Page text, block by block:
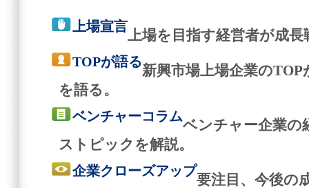
上場宣言
上場を目指す経営者が成
TOPが語る
新興市場上場企業の
を語る。
ベンチャーコラム
ベンチャー企業の
ストピックを解説。
企業クローズアップ
要注目、今後の